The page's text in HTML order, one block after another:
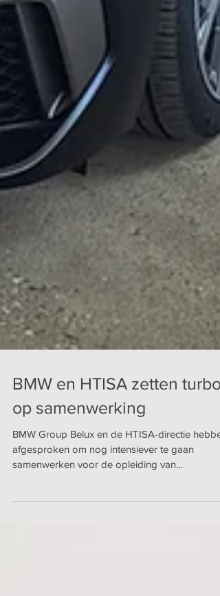
BMW en HTISA zetten turbo
op samenwerking
BMW Group Belux en de HTISA-directie
afgesproken om nog intensiever te gaan
automechaniekers. De...